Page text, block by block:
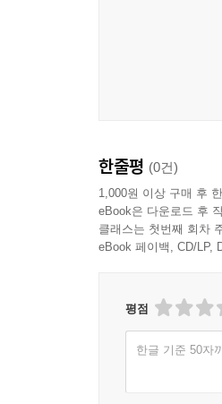
한줄평 (0건)
1,000원 이상 구매 후
eBook은 다운로드 후
클래스는 첫번째 회차
eBook 페이백, CD/LP,
평점
한글 기준 50자